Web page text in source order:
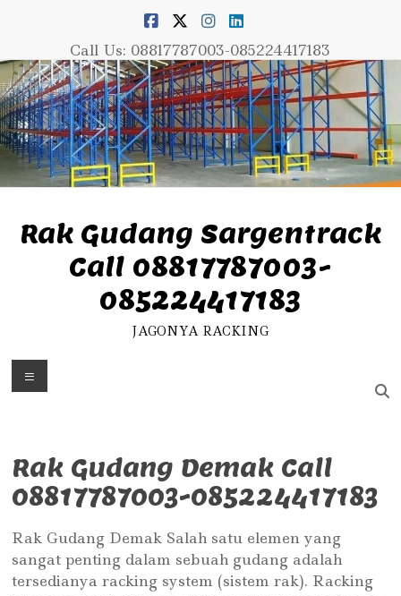
Call Us: 08817787003-085224417183
Rak Gudang Sargentrack
Call 08817787003-
085224417183
JAGONYA RACKING
Menu
Rak Gudang Demak Call
08817787003-085224417183
Rak Gudang Demak Salah satu elemen yang
sangat penting dalam sebuah gudang adalah
tersedianya racking system (sistem rak). Racking